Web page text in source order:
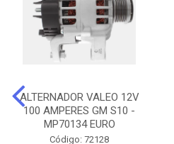
ALTERNADOR VALEO 12V
100 AMPERES GM S10 -
MP70134 EURO
Código: 72128